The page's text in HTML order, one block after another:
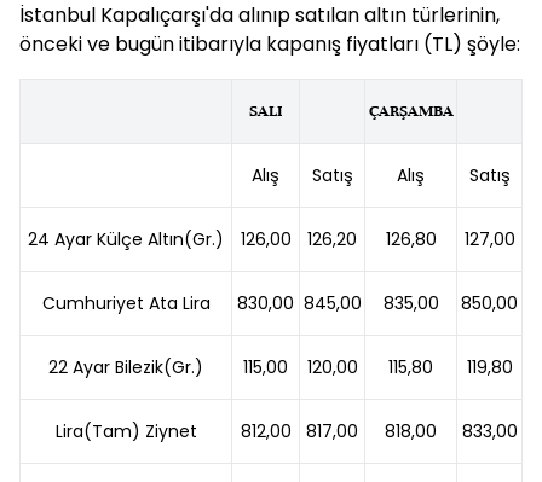
İstanbul Kapalıçarşı'da alınıp satılan altın türlerinin,
önceki ve bugün itibarıyla kapanış fiyatları (TL) şöyle:
SALI ÇARŞAMBA
Alış Satış Alış Satış
24 Ayar Külçe Altın(Gr.) 126,00 126,20 126,80 127,00
Cumhuriyet Ata Lira 830,00 845,00 835,00 850,00
22 Ayar Bilezik(Gr.) 115,00 120,00 115,80 119,80
Lira(Tam) Ziynet 812,00 817,00 818,00 833,00